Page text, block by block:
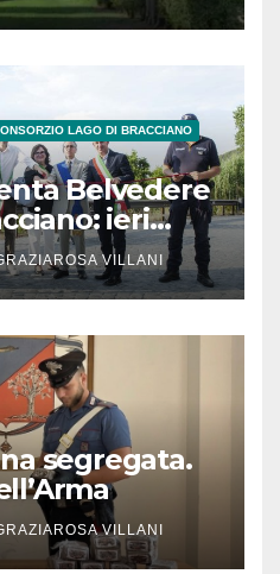
LAGO DI BRACCIANO
Belvedere
ieri
VILLANI
segregata.
VILLANI